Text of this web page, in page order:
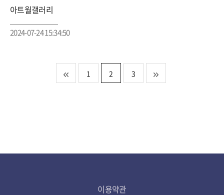
아트월갤러리
2024-07-24 15:34:50
1 2 3
이용약관